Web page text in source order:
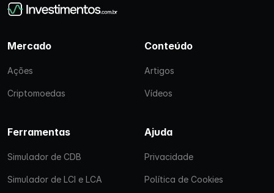
Mercado
Ações
Criptomoedas
Conteúdo
Artigos
Vídeos
Ferramentas
Simulador de CDB
Simulador de LCI e LCA
Ajuda
Privacidade
Política de Cookies